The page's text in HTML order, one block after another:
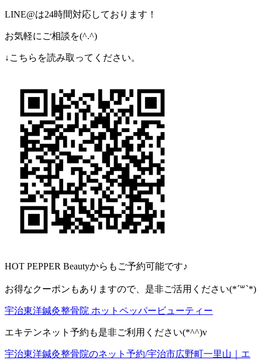
LINE@は24時間対応しております！
お気軽にご相談を(^.^)
↓こちらを読み取ってください。
HOT PEPPER Beautyからもご予約可能です♪
お得なクーポンもありますので、是非ご活用ください(*´꒳`*)
宇治東洋鍼灸整骨院 ホットペッパービューティー
エキテンネット予約も是非ご利用ください(*^^)v
宇治東洋鍼灸整骨院のネット予約/宇治市広野町一里山｜エ